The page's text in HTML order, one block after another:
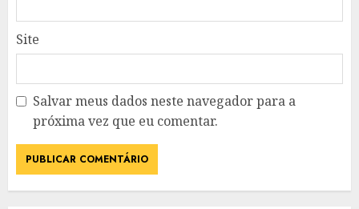
Site
Salvar meus dados neste navegador para a
próxima vez que eu comentar.